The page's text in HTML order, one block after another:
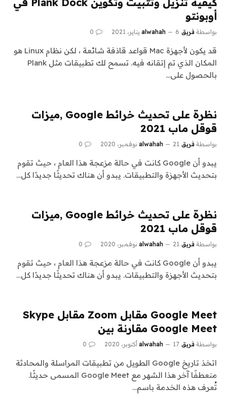
أوبونتو
بواسطة فريق alwahah 6 يناير، 2021 0
قد يكون لأجهزة Mac قواعد قاذفة شائعة ، لكن نظام Linux هو
المكان الذي تم إتقانه فيه. تسمح لك تطبيقات مثل Plank
بالحصول على…
نظرة على تحديث خرائط Google ,ميزات
قوقل ماب 2021
بواسطة فريق alwahah 21 نوفمبر، 2020 0
يبدو أن Google كانت في حالة مزعجة هذا العام ، حيث تقوم
بتحديث الأجهزة والتطبيقات. يبدو أن هناك تحديثًا جديدًا كل…
نظرة على تحديث خرائط Google ,ميزات
قوقل ماب 2021
بواسطة فريق alwahah 21 نوفمبر، 2020 0
يبدو أن Google كانت في حالة مزعجة هذا العام ، حيث تقوم
بتحديث الأجهزة والتطبيقات. يبدو أن هناك تحديثًا جديدًا كل…
Google Meet مقابل Zoom مقابل Skype
Google Meet مقارنة بين
بواسطة فريق alwahah 17 أكتوبر، 2020 0
اتخذ تاريخ Google الطويل من تطبيقات المراسلة والمحادثة
منعطفًا آخر هذا الشهر مع Google Meet المسمى حديثًا.
تُعرف هذه الخدمة باسم…